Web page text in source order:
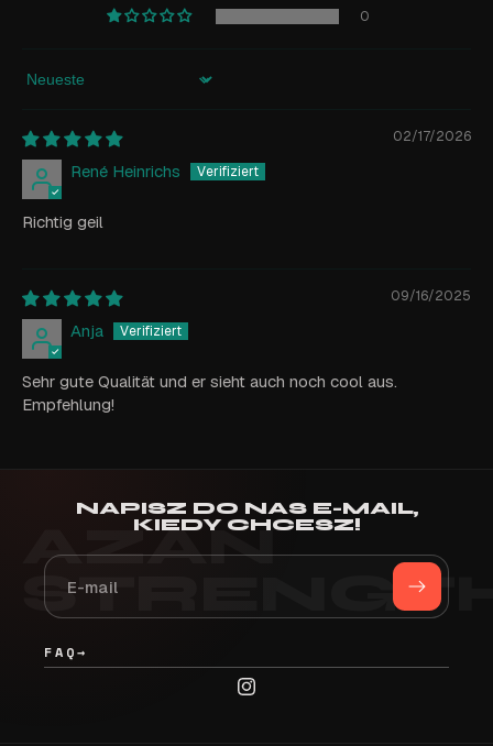
0
Sort by
02/17/2026
René Heinrichs
Richtig geil
09/16/2025
Anja
Sehr gute Qualität und er sieht auch noch cool aus.
Empfehlung!
NAPISZ DO NAS E-MAIL,
KIEDY CHCESZ!
FAQ→
Instagram